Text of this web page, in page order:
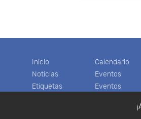
Inicio
Noticias
Etiquetas
Calendario
Eventos
Eventos
Colaboradores